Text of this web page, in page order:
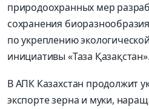
природоохранных мер
сохранения
по укреплению
инициативы «Таза Қазақстан».
В АПК Казахстан продолжит
экспорте зерна и муки,